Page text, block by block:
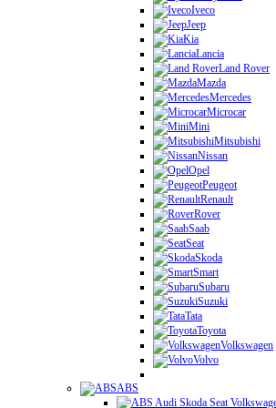
Iveco
Jeep
Kia
Lancia
Land Rover
Mazda
Mercedes
Microcar
Mini
Mitsubishi
Nissan
Opel
Peugeot
Renault
Rover
Saab
Seat
Skoda
Smart
Subaru
Suzuki
Tata
Toyota
Volkswagen
Volvo
ABS